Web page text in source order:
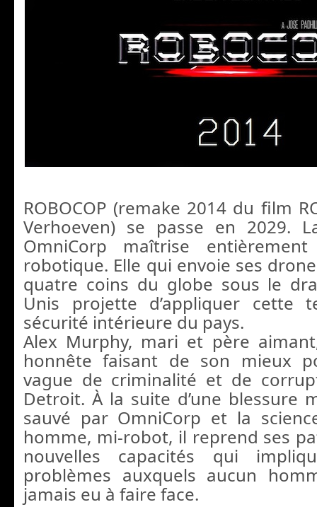
ROBOCOP (remake 2014 du film
Verhoeven) se passe en 2029.
OmniCorp maîtrise
robotique. Elle qui envoie ses
quatre coins du globe sous le
Unis projette d’appliquer cette
sécurité intérieure du pays.
Alex Murphy, mari et père
honnête faisant de son mieux
vague de criminalité et de
Detroit. À la suite d’une blessure
sauvé par OmniCorp et la
homme, mi-robot, il reprend ses
nouvelles capacités qui
problèmes auxquels aucun
jamais eu à faire face.